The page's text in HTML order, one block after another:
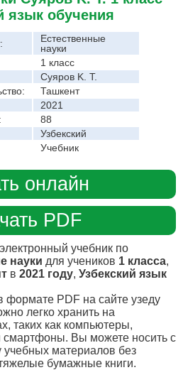
язык обучения
Естественные
науки
1 класс
Суяров K. T.
Ташкент
2021
88
Узбекский
Учебник
онлайн
PDF
учебник по
науки для учеников 1 класса,
в 2021 году, Узбекский язык
формате PDF на сайте узеду
легко хранить на
таких как компьютеры,
смартфоны. Вы можете носить с
учебных материалов без
бумажные книги.